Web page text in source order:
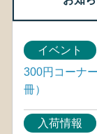
イベント
300円コーナ
冊）
入荷情報